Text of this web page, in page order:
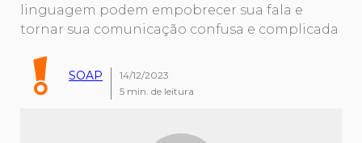
linguagem podem empobrecer sua fala e
tornar sua comunicação confusa e complicada
SOAP
14/12/2023
5 min. de leitura